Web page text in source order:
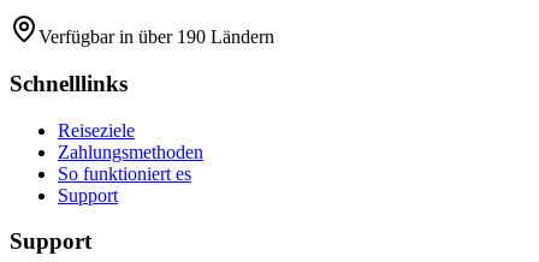
Verfügbar in über 190 Ländern
Schnelllinks
Reiseziele
Zahlungsmethoden
So funktioniert es
Support
Support